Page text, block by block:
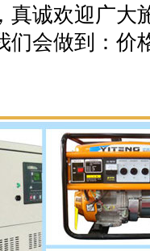
真诚欢迎广大
们会做到：价